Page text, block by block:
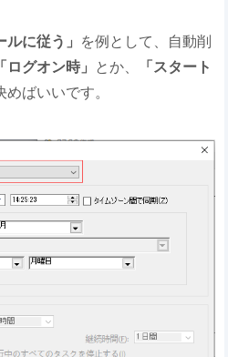
に従う」 を例として、自動削
「ログオン時」 とか、
「スタート
ばいいです。